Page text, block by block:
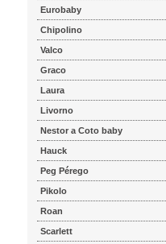
Eurobaby
Chipolino
Valco
Graco
Laura
Livorno
Nestor a Coto baby
Hauck
Peg Pérego
Pikolo
Roan
Scarlett